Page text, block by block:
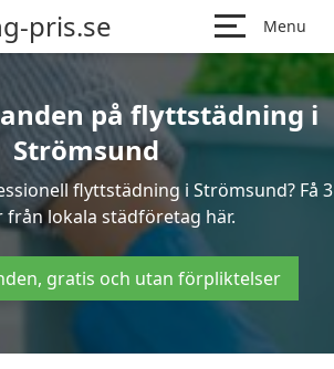
pris.se Menu
på flyttstädning i
Strömsund
flyttstädning i Strömsund? Få 3
lokala städföretag här.
gratis och utan förpliktelser